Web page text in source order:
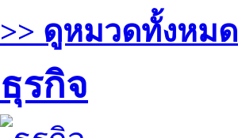
>> ดูหมวดทั้งหมด
ธุรกิจ